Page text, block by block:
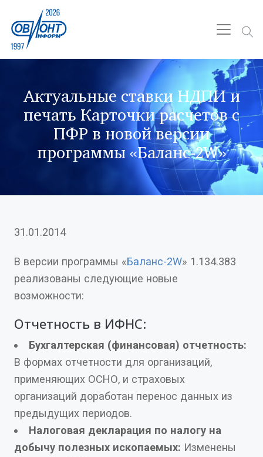
Актуальные ставки НДПИ и
печать Карточки расчетов с
ПФР в новой версии
программы «Баланс-2W»
31.01.2014
В версии программы «Баланс-2W» 1.134.383
реализованы следующие новые
возможности:
Отчетность в ИФНС:
Бухгалтерская (финансовая) отчетность:
В формах отчетности для организаций,
применяющих ОСНО, и страховых
организаций доработан перенос данных из
предыдущих периодов.
Налоговая декларация по налогу на
добычу полезных ископаемых: Изменены